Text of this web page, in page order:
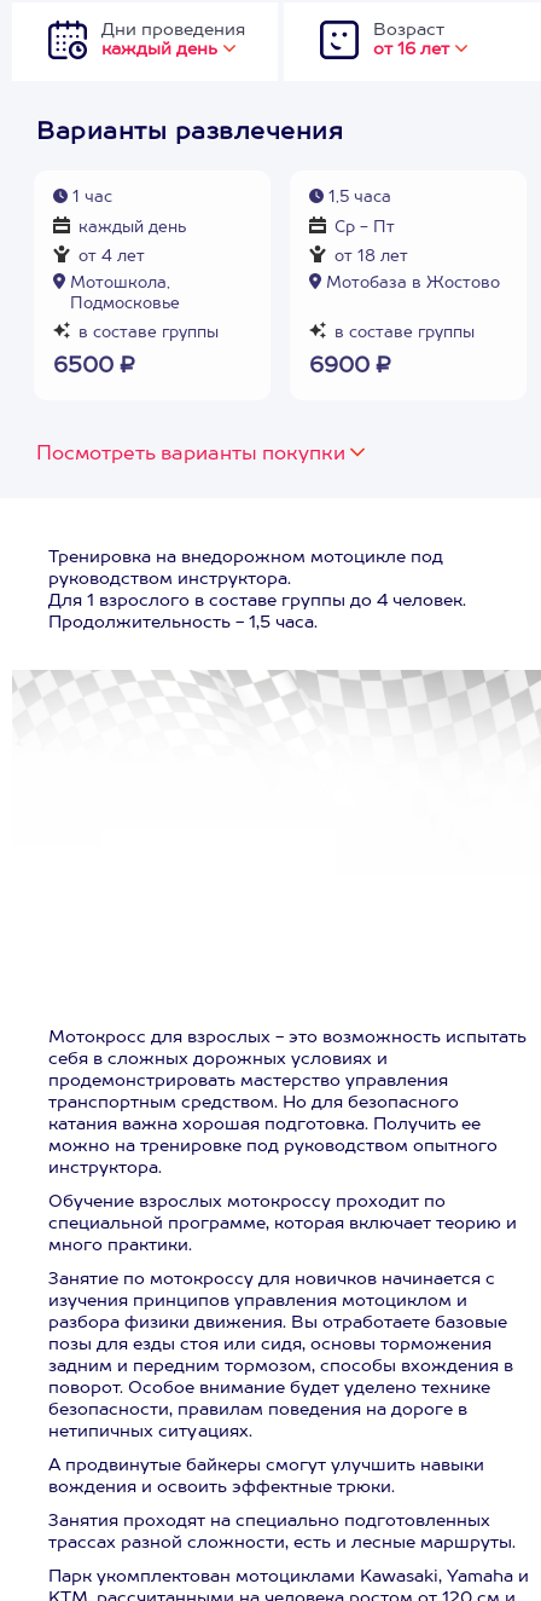
Дни проведения
каждый день
Возраст
от 16 лет
Варианты развлечения
1 час
каждый день
от 4 лет
Мотошкола,
Подмосковье
в составе группы
6500 ₽
1,5 часа
Ср - Пт
от 18 лет
Мотобаза в Жостово
в составе группы
6900 ₽
Посмотреть варианты покупки
Тренировка на внедорожном мотоцикле под
руководством инструктора.
Для 1 взрослого в составе группы до 4 человек.
Продолжительность - 1,5 часа.
Мотокросс для взрослых - это возможность испытать
себя в сложных дорожных условиях и
продемонстрировать мастерство управления
транспортным средством. Но для безопасного
катания важна хорошая подготовка. Получить ее
можно на тренировке под руководством опытного
инструктора.
Обучение взрослых мотокроссу проходит по
специальной программе, которая включает теорию и
много практики.
Занятие по мотокроссу для новичков начинается с
изучения принципов управления мотоциклом и
разбора физики движения. Вы отработаете базовые
позы для езды стоя или сидя, основы торможения
задним и передним тормозом, способы вхождения в
поворот. Особое внимание будет уделено технике
безопасности, правилам поведения на дороге в
нетипичных ситуациях.
А продвинутые байкеры смогут улучшить навыки
вождения и освоить эффектные трюки.
Занятия проходят на специально подготовленных
трассах разной сложности, есть и лесные маршруты.
Парк укомплектован мотоциклами Kawasaki, Yamaha и